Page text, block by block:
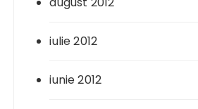
iulie 2012
iunie 2012